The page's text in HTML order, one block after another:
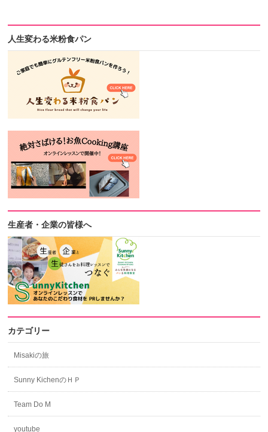
人生変わる米粉食パン
生産者・企業の皆様へ
カテゴリー
Misakiの旅
Sunny KichenのＨＰ
Team Do M
youtube